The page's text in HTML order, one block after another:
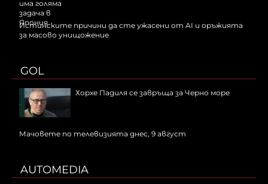
Истинските причини да сте ужасени от AI и оръжията
за масово унищожение
GOL
Хорхе Падиля се завръща за Черно море
Мачовете по телевизията днес, 9 август
AUTOMEDIA